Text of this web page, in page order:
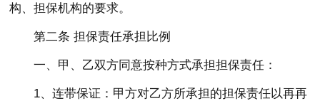
构、担保机构的要求。
第二条 担保责任承担比例
一、甲、乙双方同意按种方式承担担保责任：
1、连带保证：甲方对乙方所承担的担保责任以再再